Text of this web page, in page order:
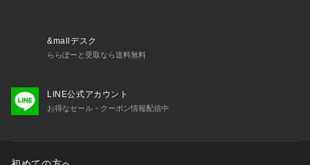
&mallデスク
ららぽーと受取なら送料無料
LINE公式アカウント
お得なセール・クーポン情報配信中